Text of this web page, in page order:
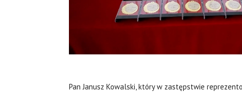
Pan Janusz Kowalski, który w zastępstwie